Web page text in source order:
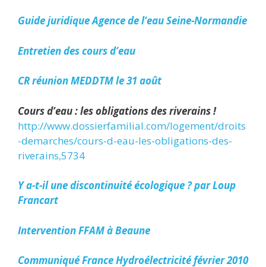
Guide juridique Agence de l’eau Seine-Normandie
Entretien des cours d’eau
CR réunion MEDDTM le 31 août
Cours d’eau : les obligations des riverains !
http://www.dossierfamilial.com/logement/droits
-demarches/cours-d-eau-les-obligations-des-
riverains,5734
Y a-t-il une discontinuité écologique ? par Loup
Francart
Intervention FFAM à Beaune
Communiqué France Hydroélectricité février 2010